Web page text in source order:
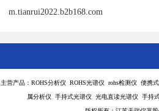
m.tianrui2022.b2b168.com
主营产品：ROHS分析仪 ROHS光谱仪 rohs检测仪 便携
属分析仪 手持式光谱仪 光电直读光谱仪 手持